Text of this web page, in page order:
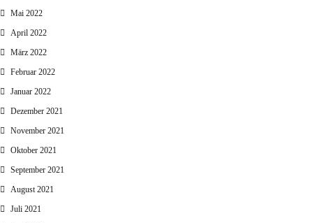
Mai 2022
April 2022
März 2022
Februar 2022
Januar 2022
Dezember 2021
November 2021
Oktober 2021
September 2021
August 2021
Juli 2021